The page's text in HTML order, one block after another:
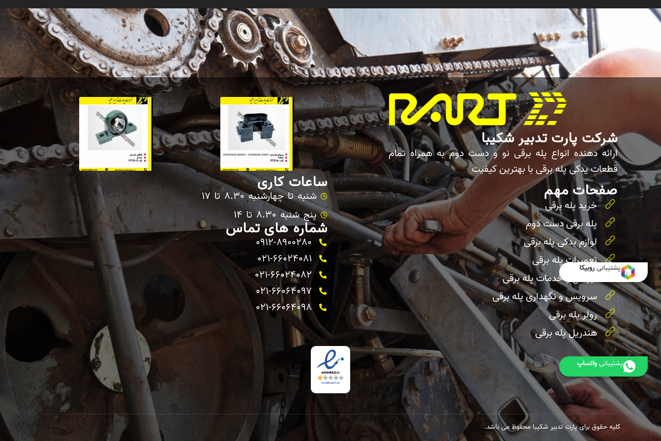
شرکت پارت تدبیر شکیبا
ارائه دهنده انواع پله برقی نو و دست دوم به همراه تمام
قطعات یدکی پله برقی با بهترین کیفیت
صفحات مهم
خرید پله برقی
پله برقی دست دوم
لوازم یدکی پله برقی
تعمیرات پله برقی
اورهال و خدمات پله برقی
سرویس و نگهداری پله برقی
رولر پله برقی
هندریل پله برقی
ساعات کاری
شنبه تا چهارشنبه 8.30 تا 17
پنج شنبه 8.30 تا 14
شماره های تماس
0912-8900280
021-66024081
021-66024082 ​
021-66064097
021-66064098
کلیه حقوق برای پارت تدبیر شکیبا محفوظ می باشد.
پشتیبانیروبیکا
پشتیبانیواتساپ